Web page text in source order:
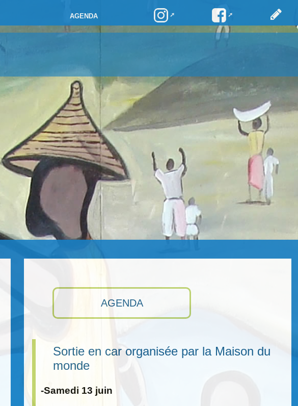
AGENDA
AGENDA
Sortie en car organisée par la Maison du
monde
-Samedi 13 juin